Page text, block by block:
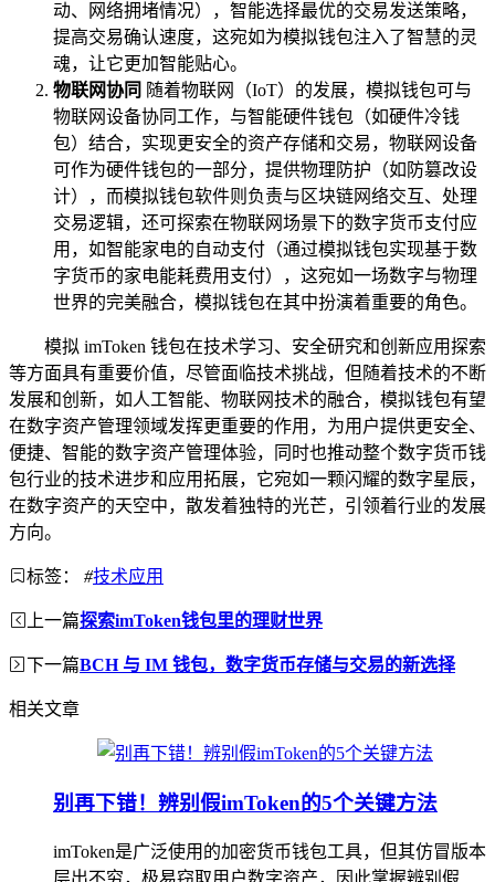
动、网络拥堵情况），智能选择最优的交易发送策略，
提高交易确认速度，这宛如为模拟钱包注入了智慧的灵
魂，让它更加智能贴心。
物联网协同 随着物联网（IoT）的发展，模拟钱包可与
物联网设备协同工作，与智能硬件钱包（如硬件冷钱
包）结合，实现更安全的资产存储和交易，物联网设备
可作为硬件钱包的一部分，提供物理防护（如防篡改设
计），而模拟钱包软件则负责与区块链网络交互、处理
交易逻辑，还可探索在物联网场景下的数字货币支付应
用，如智能家电的自动支付（通过模拟钱包实现基于数
字货币的家电能耗费用支付），这宛如一场数字与物理
世界的完美融合，模拟钱包在其中扮演着重要的角色。
模拟 imToken 钱包在技术学习、安全研究和创新应用探索
等方面具有重要价值，尽管面临技术挑战，但随着技术的不断
发展和创新，如人工智能、物联网技术的融合，模拟钱包有望
在数字资产管理领域发挥更重要的作用，为用户提供更安全、
便捷、智能的数字资产管理体验，同时也推动整个数字货币钱
包行业的技术进步和应用拓展，它宛如一颗闪耀的数字星辰，
在数字资产的天空中，散发着独特的光芒，引领着行业的发展
方向。
标签： #技术应用
上一篇探索imToken钱包里的理财世界
下一篇BCH 与 IM 钱包，数字货币存储与交易的新选择
相关文章
别再下错！辨别假imToken的5个关键方法
imToken是广泛使用的加密货币钱包工具，但其仿冒版本
层出不穷，极易窃取用户数字资产，因此掌握辨别假